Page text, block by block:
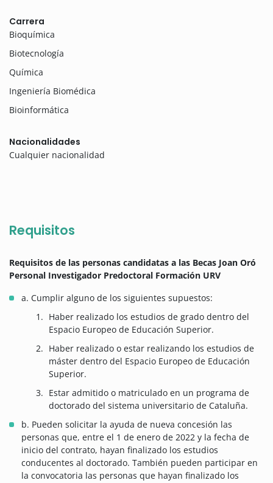
Carrera
Bioquímica
Biotecnología
Química
Ingeniería Biomédica
Bioinformática
Nacionalidades
Cualquier nacionalidad
Requisitos
Requisitos de las personas candidatas a las Becas Joan Oró
Personal Investigador Predoctoral Formación URV
a. Cumplir alguno de los siguientes supuestos:
Haber realizado los estudios de grado dentro del
Espacio Europeo de Educación Superior.
Haber realizado o estar realizando los estudios de
máster dentro del Espacio Europeo de Educación
Superior.
Estar admitido o matriculado en un programa de
doctorado del sistema universitario de Cataluña.
b. Pueden solicitar la ayuda de nueva concesión las
personas que, entre el 1 de enero de 2022 y la fecha de
inicio del contrato, hayan finalizado los estudios
conducentes al doctorado. También pueden participar en
la convocatoria las personas que hayan finalizado los